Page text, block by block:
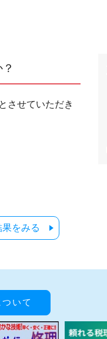
させていただき
をみる
いて